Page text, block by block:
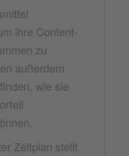
ihre Content-
zu
außerdem
wie sie
Zeitplan stellt